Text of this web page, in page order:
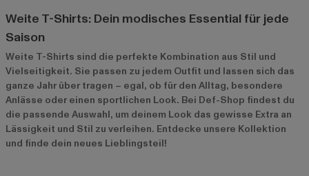
Weite T-Shirts: Dein modisches Essential für jede
Saison
Weite T-Shirts sind die perfekte Kombination aus Stil und
Vielseitigkeit. Sie passen zu jedem Outfit und lassen sich das
ganze Jahr über tragen – egal, ob für den Alltag, besondere
Anlässe oder einen sportlichen Look. Bei Def-Shop findest du
die passende Auswahl, um deinem Look das gewisse Extra an
Lässigkeit und Stil zu verleihen. Entdecke unsere Kollektion
und finde dein neues Lieblingsteil!